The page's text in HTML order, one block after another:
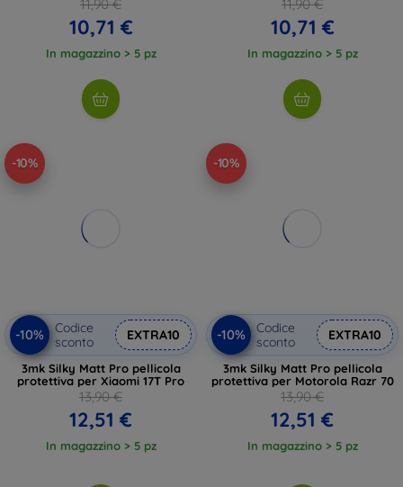
11,90 €
10,71 €
In magazzino > 5 pz
11,90 €
10,71 €
In magazzino > 5 pz
-10%
-10%
Codice
sconto
EXTRA10
3mk Silky Matt Pro pellicola
protettiva per Xiaomi 17T Pro
13,90 €
12,51 €
In magazzino > 5 pz
-10%
-10%
Codice
sconto
EXTRA10
3mk Silky Matt Pro pellicola
protettiva per Motorola Razr 70
13,90 €
12,51 €
In magazzino > 5 pz